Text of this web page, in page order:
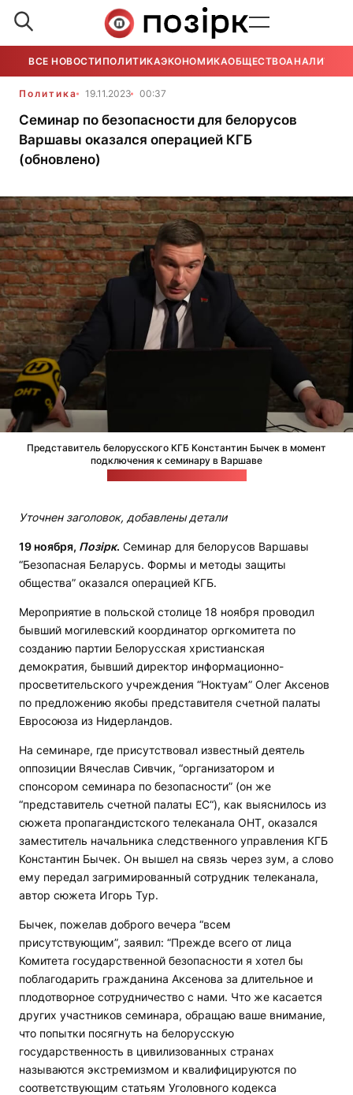
ВСЕ НОВОСТИ ПОЛИТИКАЭКОНОМИКАОБЩЕСТВОАНАЛИТИКА
Политика 19.11.2023 00:37
Семинар по безопасности для белорусов
Варшавы оказался операцией КГБ
(обновлено)
Представитель белорусского КГБ Константин Бычек в момент
подключения к семинару в Варшаве
Уточнен заголовок, добавлены детали
19 ноября, Позірк. Семинар для белорусов Варшавы
“Безопасная Беларусь. Формы и методы защиты
общества” оказался операцией КГБ.
Мероприятие в польской столице 18 ноября проводил
бывший могилевский координатор оргкомитета по
созданию партии Белорусская христианская
демократия, бывший директор информационно-
просветительского учреждения “Ноктуам” Олег Аксенов
по предложению якобы представителя счетной палаты
Евросоюза из Нидерландов.
На семинаре, где присутствовал известный деятель
оппозиции Вячеслав Сивчик, “организатором и
спонсором семинара по безопасности” (он же
“представитель счетной палаты ЕС“), как выяснилось из
сюжета пропагандистского телеканала ОНТ, оказался
заместитель начальника следственного управления КГБ
Константин Бычек. Он вышел на связь через зум, а слово
ему передал загримированный сотрудник телеканала,
автор сюжета Игорь Тур.
Бычек, пожелав доброго вечера “всем
присутствующим”, заявил: “Прежде всего от лица
Комитета государственной безопасности я хотел бы
поблагодарить гражданина Аксенова за длительное и
плодотворное сотрудничество с нами. Что же касается
других участников семинара, обращаю ваше внимание,
что попытки посягнуть на белорусскую
государственность в цивилизованных странах
называются экстремизмом и квалифицируются по
соответствующим статьям Уголовного кодекса